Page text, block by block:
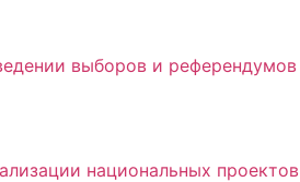
выборов и референдумов
национальных проектов